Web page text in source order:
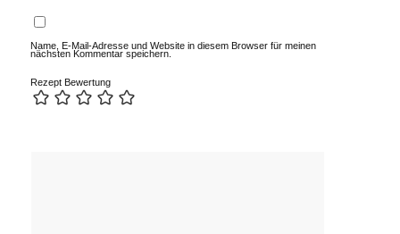
Name, E-Mail-Adresse und Website in diesem Browser für meinen
nächsten Kommentar speichern.
Rezept Bewertung